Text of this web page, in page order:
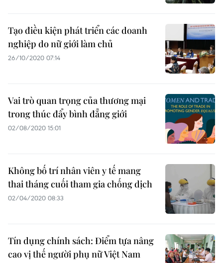
Tạo điều kiện phát triển các doanh
nghiệp do nữ giới làm chủ
26/10/2020 07:14
Vai trò quan trọng của thương mại
trong thúc đẩy bình đẳng giới
02/08/2020 15:01
Không bố trí nhân viên y tế mang
thai tháng cuối tham gia chống dịch
02/04/2020 08:33
Tín dụng chính sách: Điểm tựa nâng
cao vị thế người phụ nữ Việt Nam